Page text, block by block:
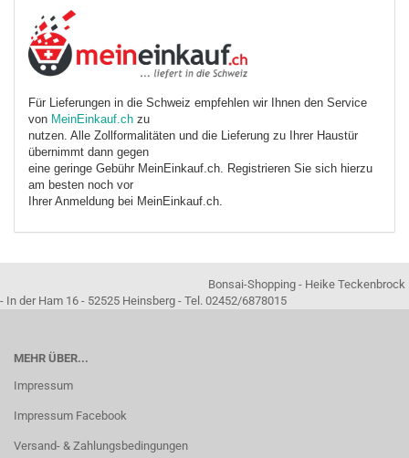
Für Lieferungen in die Schweiz empfehlen wir Ihnen den Service
von MeinEinkauf.ch zu
nutzen. Alle Zollformalitäten und die Lieferung zu Ihrer Haustür
übernimmt dann gegen
eine geringe Gebühr MeinEinkauf.ch. Registrieren Sie sich hierzu
am besten noch vor
Ihrer Anmeldung bei MeinEinkauf.ch.
Bonsai-Shopping - Heike Teckenbrock
- In der Ham 16 - 52525 Heinsberg - Tel. 02452/6878015
MEHR ÜBER...
Impressum
Impressum Facebook
Versand- & Zahlungsbedingungen